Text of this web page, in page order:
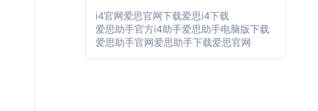
i4官网爱思官网下载爱思i4下载
爱思助手官方i4助手爱思助手电脑版下载
爱思助手官网爱思助手下载爱思官网